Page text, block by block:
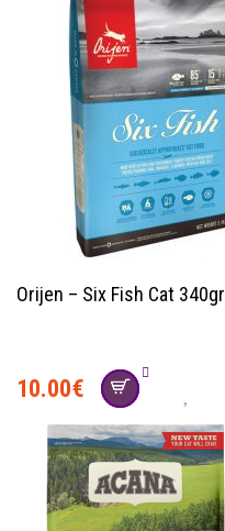
Orijen – Six Fish Cat 340gr
10.00€